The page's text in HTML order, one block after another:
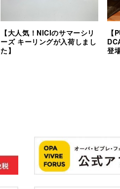
【大人気！NICIのサマーシリ
ーズ キーリングが入荷しまし
た】
【
登